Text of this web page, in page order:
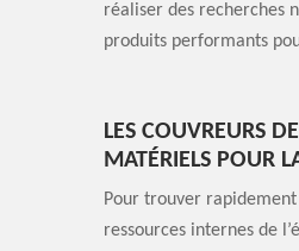
réaliser des recherches
produits performants
LES COUVREURS
MATÉRIELS POUR
Pour trouver
ressources internes de